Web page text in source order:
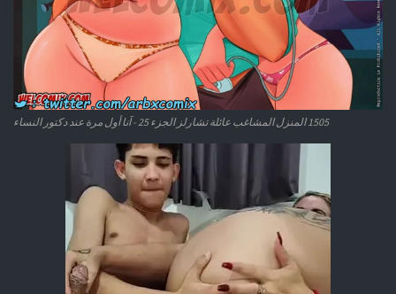
1505 المنزل المشاغب عائلة تشارلز الجزء 25 - آنا أول مرة عند دكتور النساء